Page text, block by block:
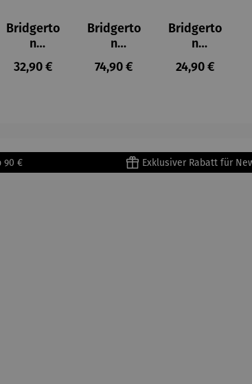
Bridgerto
n
Espresso
becher
Regulärer Preis:
32,90 €
Bridgerto
n
Espressot
assen Set
Metallges
Regulärer Preis:
74,90 €
Bridgerto
n
Zuckerdo
se aus
Regulärer
24,90 €
90 € Exklusiver Rabatt für